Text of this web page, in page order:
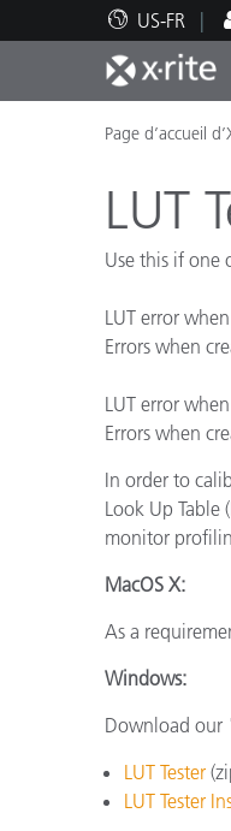
US-FR
Top
Page d’accueil
LUT
Use this if one
LUT error
Errors when
LUT error
Errors when
In order to
Look Up Table
monitor
MacOS X:
As a
Windows:
Download our
LUT Tester
LUT Tester